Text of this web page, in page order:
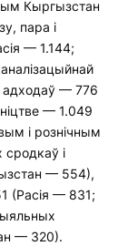
Кыргызстан
пара і
— 1.144;
адходаў — 776
— 1.049
і рознічным
і
— 554),
(Расія — 831;
— 320).